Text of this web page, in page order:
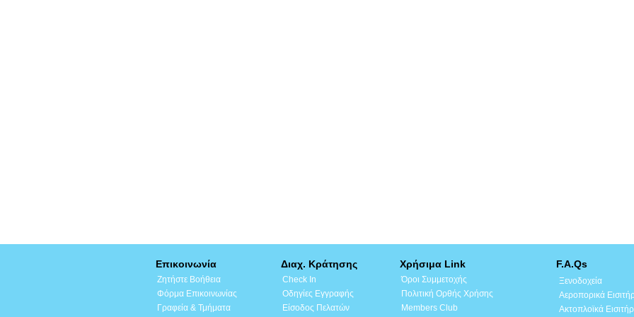
Επικοινωνία
Ζητήστε Βοήθεια
Φόρμα Επικοινωνίας
Γραφεία & Τμήματα
Διαχ. Κράτησης
Check In
Οδηγίες Εγγραφής
Είσοδος Πελατών
Χρήσιμα Link
Όροι Συμμετοχής
Πολιτική Ορθής Χρήσης
Members Club
F.A.Qs
Ξενοδοχεία
Αεροπορικά
Ακτοπλοϊκά